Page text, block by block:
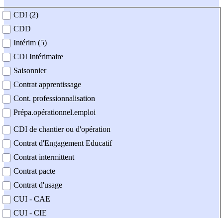
contrat
CDI (2)
CDD
Intérim (5)
CDI Intérimaire
Saisonnier
Contrat apprentissage
Cont. professionnalisation
Prépa.opérationnel.emploi
CDI de chantier ou d'opération
Contrat d'Engagement Educatif
Contrat intermittent
Contrat pacte
Contrat d'usage
CUI - CAE
CUI - CIE